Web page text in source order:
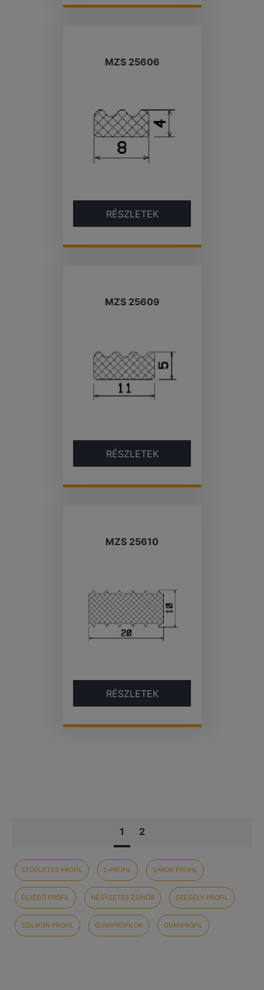
MZS 25606
RÉSZLETEK
MZS 25609
RÉSZLETEK
MZS 25610
RÉSZLETEK
1 2
SZÖGLETES PROFIL L-PROFIL SAROK PROFIL
ÉLVÉDŐ PROFIL NÉGYZETES ZSINÓR SZEGÉLY PROFIL
SZILIKON PROFIL GUMIPROFILOK GUMIPROFIL